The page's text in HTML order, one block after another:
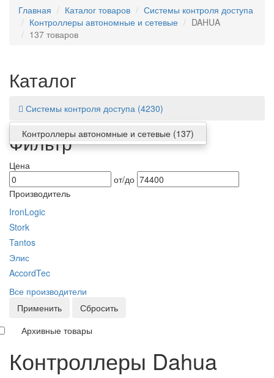
Главная
Каталог товаров
Системы контроля доступа
Контроллеры автономные и сетевые
DAHUA
137 товаров
Каталог
Системы контроля доступа (4230)
Контроллеры автономные и сетевые (137)
Фильтр
Цена
от/до
Производитель
IronLogic
Stork
Tantos
Элис
AccordTec
Все производители
Применить
Сбросить
Архивные товары
Контроллеры Dahua